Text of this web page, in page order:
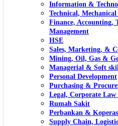
Information &
Technical,
Finance, Accounting,
Management
HSE
Sales, Marketing, &
Mining, Oil, Gas &
Managerial & Soft
Personal Development
Purchasing &
Legal, Corporate
Rumah Sakit
Perbankan &
Supply Chain,